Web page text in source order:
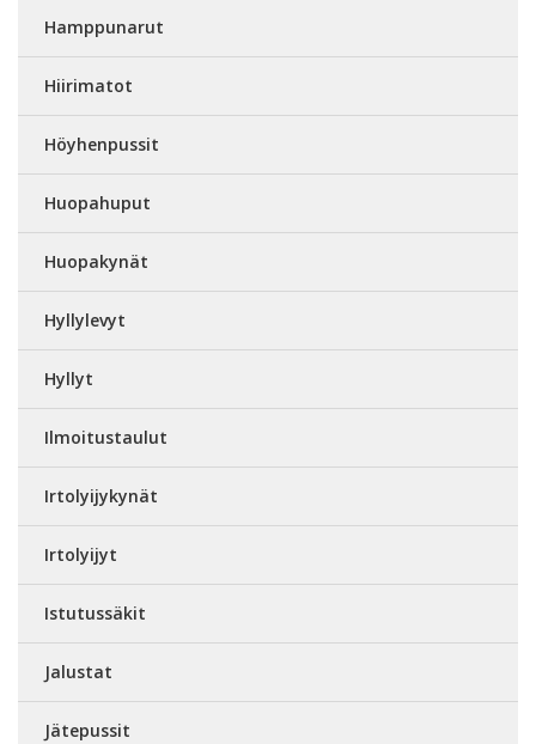
Hamppunarut
Hiirimatot
Höyhenpussit
Huopahuput
Huopakynät
Hyllylevyt
Hyllyt
Ilmoitustaulut
Irtolyijykynät
Irtolyijyt
Istutussäkit
Jalustat
Jätepussit